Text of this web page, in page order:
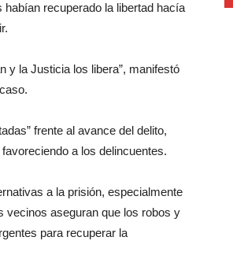
recuperado la libertad hacía
y la Justicia los libera”, manifestó
frente al avance del delito,
a los delincuentes.
a la prisión, especialmente
vecinos aseguran que los robos y
para recuperar la